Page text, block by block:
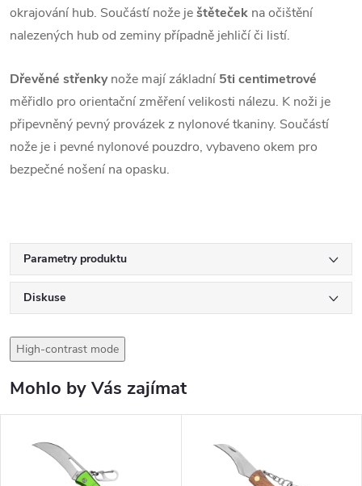
okrajování hub. Součástí nože ještěteček na očištění
nalezených hub od zeminy případně jehličí či listí.
Dřevěné střenkynože mají základní 5ti centimetrové
měřidlo pro orientační změření velikosti nálezu. K noži je
připevněný pevný provázek z nylonové tkaniny. Součástí
nože je i pevné nylonové pouzdro, vybaveno okem pro
bezpečné nošení na opasku.
Parametry produktu
Diskuse
High-contrast mode
Mohlo by Vás zajímat